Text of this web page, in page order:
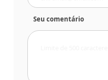
Seu comentário